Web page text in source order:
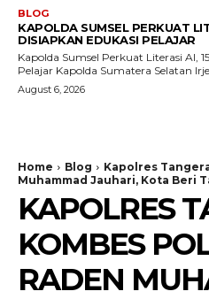
BLOG
KAPOLDA SUMSEL PERKUAT
DISIAPKAN EDUKASI PELAJAR
Kapolda Sumsel Perkuat Literasi AI,
Pelajar Kapolda Sumatera Selatan
August 6, 2026